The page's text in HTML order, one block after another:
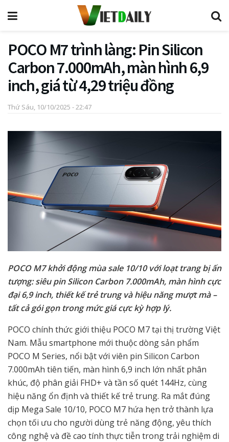
POCO M7 trình làng: Pin Silicon
Carbon 7.000mAh, màn hình 6,9
inch, giá từ 4,29 triệu đồng
Thứ Sáu, 10/10/2025 - 22:47
POCO M7 khởi động mùa sale 10/10 với loạt trang bị ấn
tượng: siêu pin Silicon Carbon 7.000mAh, màn hình cực
đại 6,9 inch, thiết kế trẻ trung và hiệu năng mượt mà –
tất cả gói gọn trong mức giá cực kỳ hợp lý.
POCO chính thức giới thiệu POCO M7 tại thị trường Việt
Nam. Mẫu smartphone mới thuộc dòng sản phẩm
POCO M Series, nổi bật với viên pin Silicon Carbon
7.000mAh tiên tiến, màn hình 6,9 inch lớn nhất phân
khúc, độ phân giải FHD+ và tần số quét 144Hz, cùng
hiệu năng ổn định và thiết kế trẻ trung. Ra mắt đúng
dịp Mega Sale 10/10, POCO M7 hứa hẹn trở thành lựa
chọn tối ưu cho người dùng trẻ năng động, yêu thích
công nghệ và đề cao tính thực tiễn trong trải nghiệm di